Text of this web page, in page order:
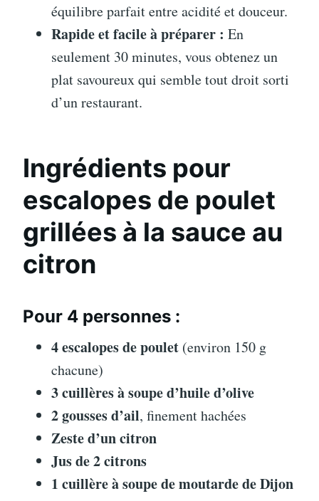
équilibre parfait entre acidité et douceur.
Rapide et facile à préparer : En
seulement 30 minutes, vous obtenez un
plat savoureux qui semble tout droit sorti
d’un restaurant.
Ingrédients pour
escalopes de poulet
grillées à la sauce au
citron
Pour 4 personnes :
4 escalopes de poulet (environ 150 g
chacune)
3 cuillères à soupe d’huile d’olive
2 gousses d’ail, finement hachées
Zeste d’un citron
Jus de 2 citrons
1 cuillère à soupe de moutarde de Dijon